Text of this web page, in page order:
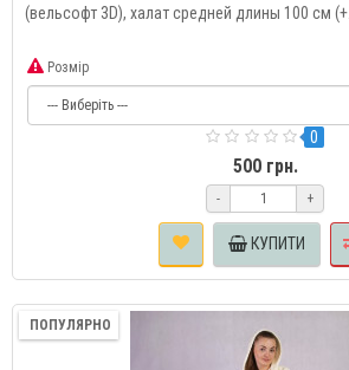
(вельсофт 3D), халат средней длины 100 см (+..
Розмір
0
500 грн.
- +
КУПИТИ
ПОПУЛЯРНО